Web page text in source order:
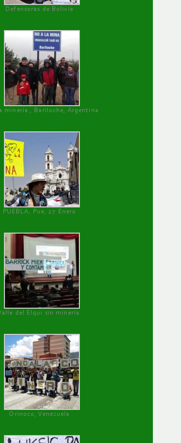
Defensoras de Bolivia
minería , Bariloche, Argentina
PUEBLA, Pue, 27 Enero
del Elqui sin minería.
Orinoco, Venezuela